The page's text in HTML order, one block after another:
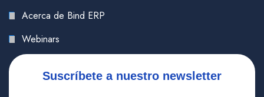
Acerca de Bind ERP
Webinars
Suscríbete a nuestro newsletter